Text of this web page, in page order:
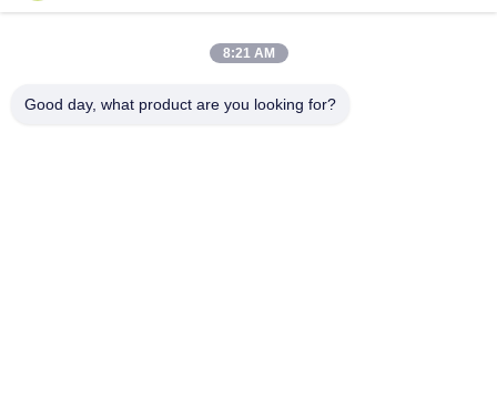
Vêtements à base claire pour automobile à l' épreuve du
acrylique résistant aux intempéries
8:21 AM
Good day, what product are you looking for?